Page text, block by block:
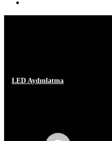
LED Aydınlatma